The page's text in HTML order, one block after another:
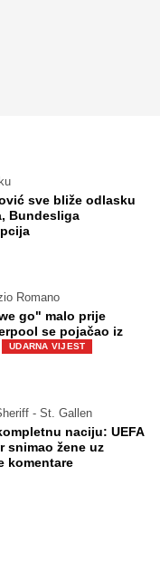
sve bliže odlasku
Bundesliga
Romano
go" malo prije
se pojačao iz
UDARNA VIJEST
- St. Gallen
naciju: UEFA
snimao žene uz
komentare